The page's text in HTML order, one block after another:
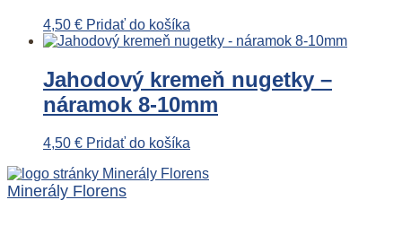
4,50 € Pridať do košíka
Jahodový kremeň nugetky –
náramok 8-10mm
4,50 € Pridať do košíka
Minerály Florens